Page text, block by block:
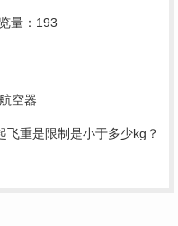
量：193
空器
飞重是限制是小于多少kg？